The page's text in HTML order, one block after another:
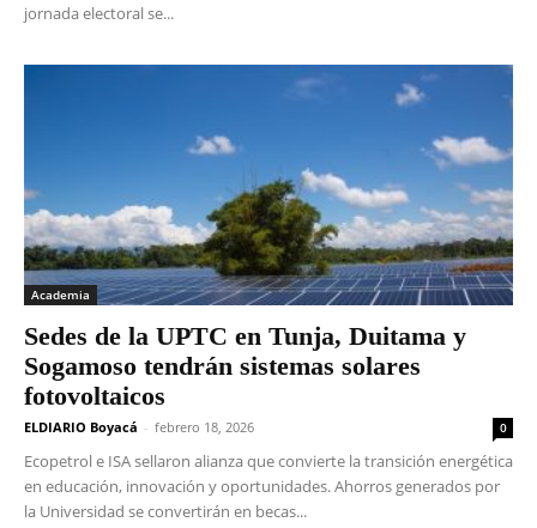
jornada electoral se...
Academia
Sedes de la UPTC en Tunja, Duitama y
Sogamoso tendrán sistemas solares
fotovoltaicos
ELDIARIO Boyacá - febrero 18, 2026 0
Ecopetrol e ISA sellaron alianza que convierte la transición energética
en educación, innovación y oportunidades. Ahorros generados por
la Universidad se convertirán en becas...